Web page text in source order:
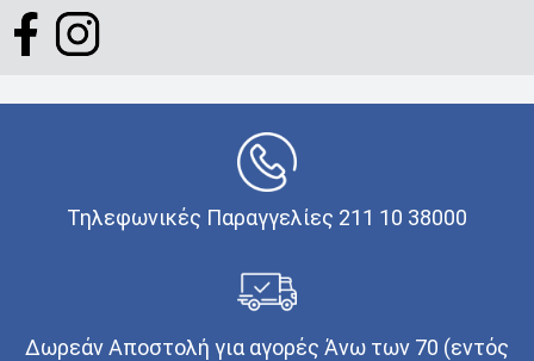
Τηλεφωνικές Παραγγελίες 211 10 38000
Δωρεάν Αποστολή για αγορές Άνω των 70 (εντός